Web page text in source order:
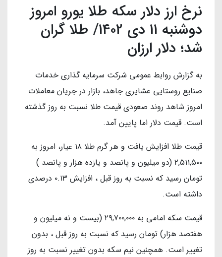
نرخ ارز دلار سکه طلا یورو امروز
دوشنبه ۱۱ دی ۱۴۰۲/ طلا گران
شد؛ دلار ارزان
به گزارش روابط عمومی شرکت سرمایه گذاری خدمات
صنایع روستایی عشایری جاهد، بازار در جریان معاملات
امروز شاهد روند صعودی قیمت‌ طلا نسبت به روز گذشته
است. قیمت دلار اما پایین آمد.
قیمت طلا افزایش یافت و هر گرم طلا ۱۸ عیار، امروز به
۲,۵۱۱,۵۰۰ (دو میلیون و پانصد و یازده هزار و پانصد )
تومان رسید که نسبت به روز قبل ، افزایش ۰.۱۳ درصدی
داشته است.
قیمت سکه امامی به ۲۹,۷۰۰,۰۰۰ (بیست و نه میلیون و
هفتصد هزار) تومان رسید که نسبت به روز قبل ، بدون
تغییر است. همچنین نیم سکه بدون تغییر نسبت به روز